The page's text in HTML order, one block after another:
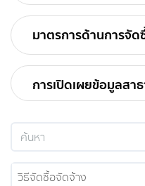
มาตรการด้านการจั
การเปิดเผยข้อมูลสา
วิธีจัดซื้อจัดจ้าง